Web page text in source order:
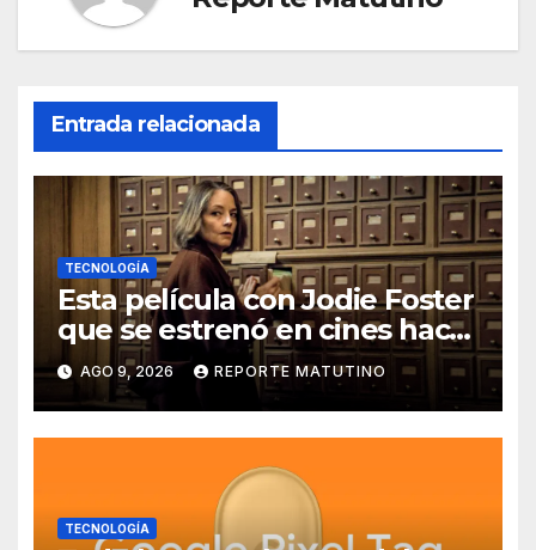
Entrada relacionada
TECNOLOGÍA
Esta película con Jodie Foster
que se estrenó en cines hace
poco ya está en Movistar+
AGO 9, 2026 REPORTE MATUTINO
TECNOLOGÍA